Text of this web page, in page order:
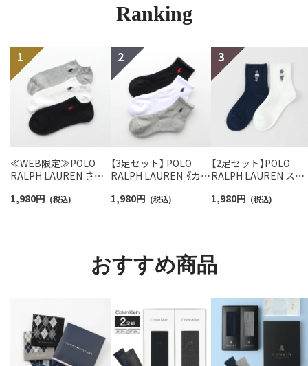
Ranking
≪WEB限定≫POLO
RALPH LAUREN さら
スニーカー丈ソックス
1,980円 (税込)
【3足セット】 POLO
RALPH LAUREN 《カラ
ンポイントソックス シ
1,980円 (税込)
【2足セット】POLO
RALPH LAUREN スタ
ロベア オーガニック
1,980円 (税込)
おすすめ商品